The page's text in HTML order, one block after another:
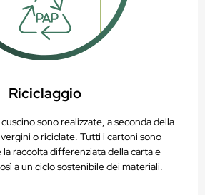
Riciclaggio
sono realizzate, a seconda della
o riciclate. Tutti i cartoni sono
raccolta differenziata della carta e
a un ciclo sostenibile dei materiali.